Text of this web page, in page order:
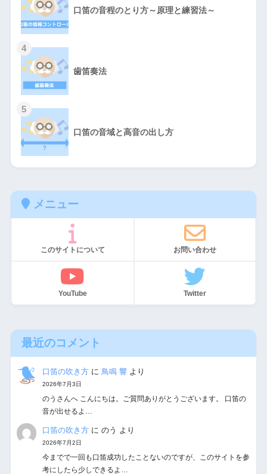
口笛の音程のとり方～原理と練習法～
4
歯笛奏法
5
口笛の音域と高音の出し方
メニュー
このサイトについて お問い合わせ
YouTube Twitter
最近のコメント
口笛の吹き方 に 鳥鳴 響 より
2026年7月3日
のうさんへ こんにちは。ご質問ありがとうございます。 口笛の
音が出せるよ…
口笛の吹き方 にのう より
2026年7月2日
今までで一回も口笛成功したことないのですが、このサイトを参
考にしたら少しできるよ…